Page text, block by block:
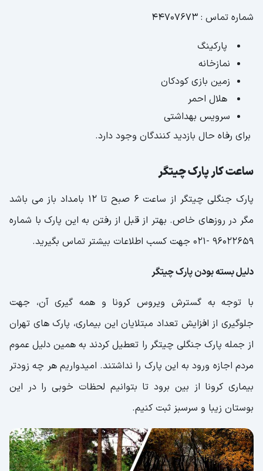
شماره تماس : 44707673
پارکینگ
نمازخانه
زمین بازی کودکان
هلال احمر
سرویس بهداشتی
برای رفاه حال بازدید کنندگان وجود دارد.
ساعت کار پارک چیتگر
پارک جنگلی چیتگر از ساعت 6 صبح تا 12 بامداد باز می باشد
مگر در روزهای خاص. بهتر از قبل از رفتن به این پارک با شماره
96022659 -021 جهت کسب اطلاعات بیشتر تماس بگیرید.
دلیل بسته بودن پارک چیتگر
با توجه به گسترش ویروس کرونا و همه گیری آن، جهت
جلوگیری از افزایش تعداد مبتلایان این بیماری، پارک های تهران
از جمله پارک جنگلی چیتگر را تعطیل کردند به همین دلیل عموم
مردم اجازه ورود به این پارک را نداشتند. امیدواریم هر چه زودتر
بیماری کرونا از بین برود تا بتوانیم لحظات خوبی را در این
بوستان زیبا و سرسبز ثبت کنیم.